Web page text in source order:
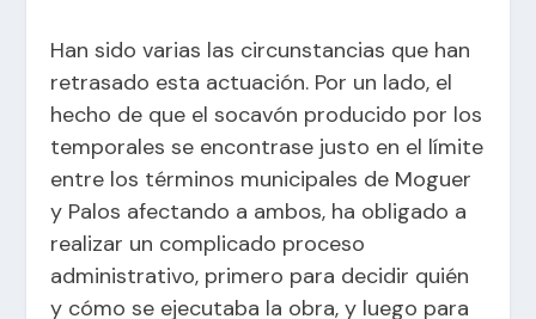
Han sido varias las circunstancias que han
retrasado esta actuación. Por un lado, el
hecho de que el socavón producido por los
temporales se encontrase justo en el límite
entre los términos municipales de Moguer
y Palos afectando a ambos, ha obligado a
realizar un complicado proceso
administrativo, primero para decidir quién
y cómo se ejecutaba la obra, y luego para